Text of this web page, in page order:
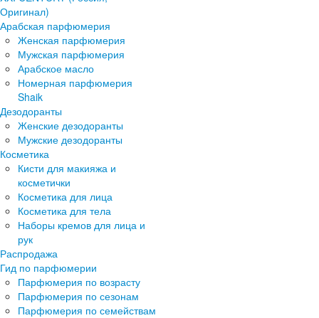
Оригинал)
Арабская парфюмерия
Женская парфюмерия
Мужская парфюмерия
Арабское масло
Номерная парфюмерия
Shaik
Дезодоранты
Женские дезодоранты
Мужские дезодоранты
Косметика
Кисти для макияжа и
косметички
Косметика для лица
Косметика для тела
Наборы кремов для лица и
рук
Распродажа
Гид по парфюмерии
Парфюмерия по возрасту
Парфюмерия по сезонам
Парфюмерия по семействам